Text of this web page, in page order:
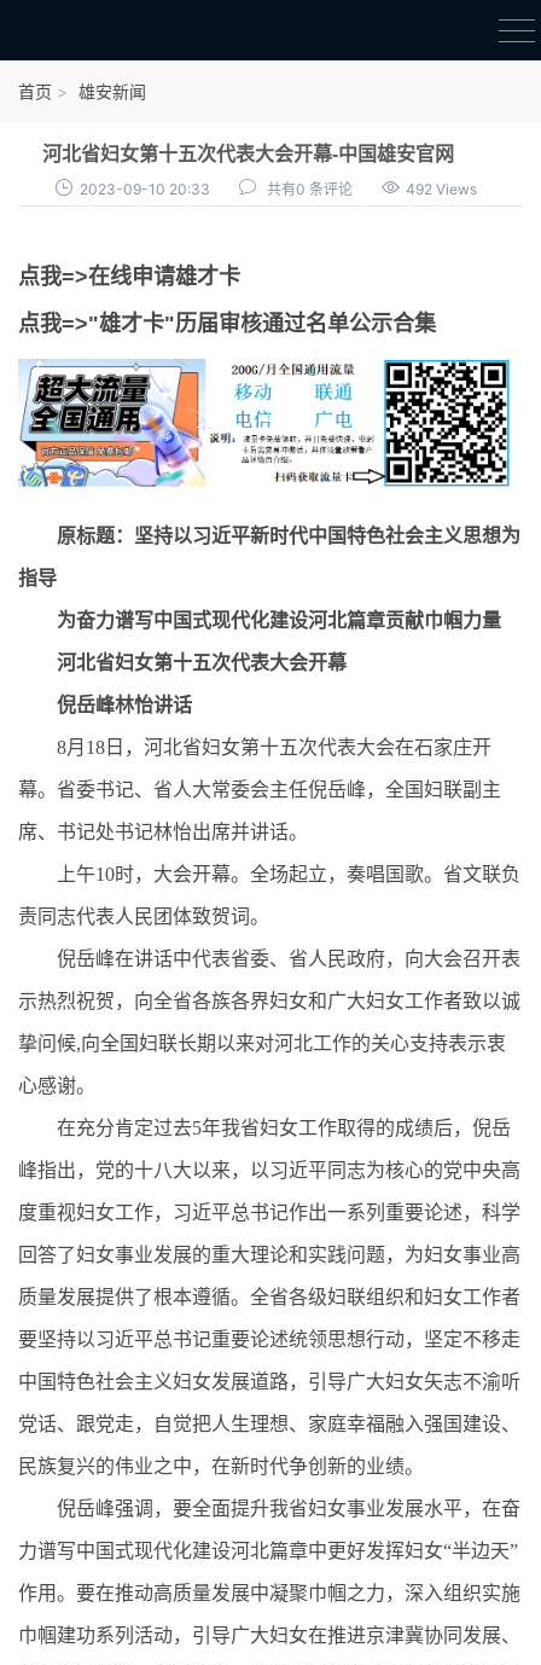
点我申领雄才卡
雄才卡资讯
雄安新闻
首页 雄安新闻
河北省妇女第十五次代表大会开幕-中国雄安官网
2023-09-10 20:33 共有0 条评论 492 Views
点我=>在线申请雄才卡
点我=>"雄才卡"历届审核通过名单公示合集
原标题：坚持以习近平新时代中国特色社会主义思想为
指导
为奋力谱写中国式现代化建设河北篇章贡献巾帼力量
河北省妇女第十五次代表大会开幕
倪岳峰林怡讲话
8月18日，河北省妇女第十五次代表大会在石家庄开
幕。省委书记、省人大常委会主任倪岳峰，全国妇联副主
席、书记处书记林怡出席并讲话。
上午10时，大会开幕。全场起立，奏唱国歌。省文联负
责同志代表人民团体致贺词。
倪岳峰在讲话中代表省委、省人民政府，向大会召开表
示热烈祝贺，向全省各族各界妇女和广大妇女工作者致以诚
挚问候,向全国妇联长期以来对河北工作的关心支持表示衷
心感谢。
在充分肯定过去5年我省妇女工作取得的成绩后，倪岳
峰指出，党的十八大以来，以习近平同志为核心的党中央高
度重视妇女工作，习近平总书记作出一系列重要论述，科学
回答了妇女事业发展的重大理论和实践问题，为妇女事业高
质量发展提供了根本遵循。全省各级妇联组织和妇女工作者
要坚持以习近平总书记重要论述统领思想行动，坚定不移走
中国特色社会主义妇女发展道路，引导广大妇女矢志不渝听
党话、跟党走，自觉把人生理想、家庭幸福融入强国建设、
民族复兴的伟业之中，在新时代争创新的业绩。
倪岳峰强调，要全面提升我省妇女事业发展水平，在奋
力谱写中国式现代化建设河北篇章中更好发挥妇女“半边天”
作用。要在推动高质量发展中凝聚巾帼之力，深入组织实施
巾帼建功系列活动，引导广大妇女在推进京津冀协同发展、